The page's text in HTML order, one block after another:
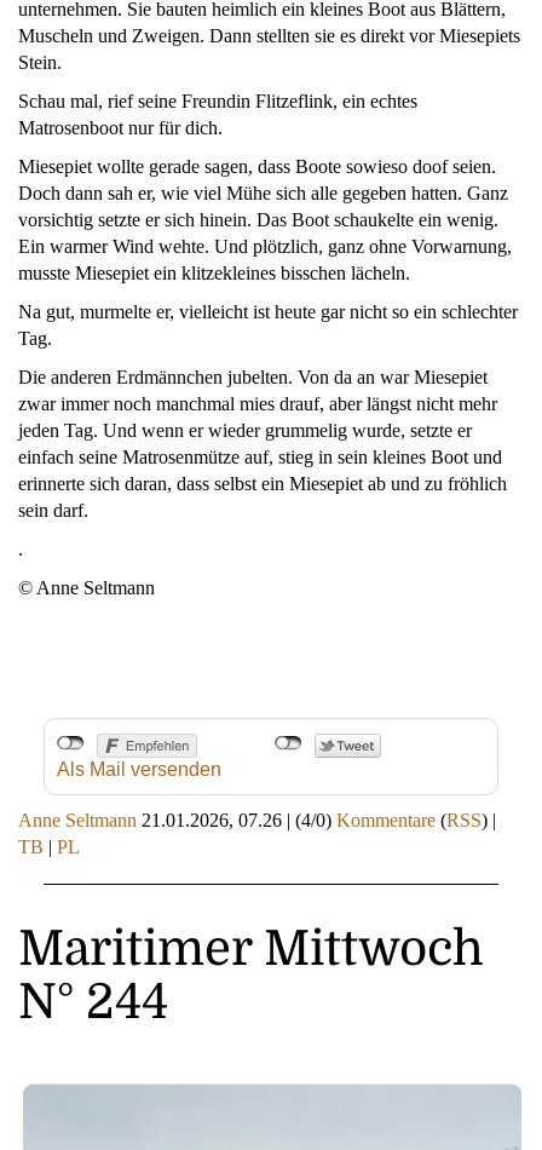
unternehmen. Sie bauten heimlich ein kleines Boot aus Blättern,
Muscheln und Zweigen. Dann stellten sie es direkt vor Miesepiets
Stein.
Schau mal, rief seine Freundin Flitzeflink, ein echtes
Matrosenboot nur für dich.
Miesepiet wollte gerade sagen, dass Boote sowieso doof seien.
Doch dann sah er, wie viel Mühe sich alle gegeben hatten. Ganz
vorsichtig setzte er sich hinein. Das Boot schaukelte ein wenig.
Ein warmer Wind wehte. Und plötzlich, ganz ohne Vorwarnung,
musste Miesepiet ein klitzekleines bisschen lächeln.
Na gut, murmelte er, vielleicht ist heute gar nicht so ein schlechter
Tag.
Die anderen Erdmännchen jubelten. Von da an war Miesepiet
zwar immer noch manchmal mies drauf, aber längst nicht mehr
jeden Tag. Und wenn er wieder grummelig wurde, setzte er
einfach seine Matrosenmütze auf, stieg in sein kleines Boot und
erinnerte sich daran, dass selbst ein Miesepiet ab und zu fröhlich
sein darf.
.
© Anne Seltmann
Als Mail versenden
Anne Seltmann 21.01.2026, 07.26 | (4/0) Kommentare (RSS) |
TB | PL
Maritimer Mittwoch
N° 244